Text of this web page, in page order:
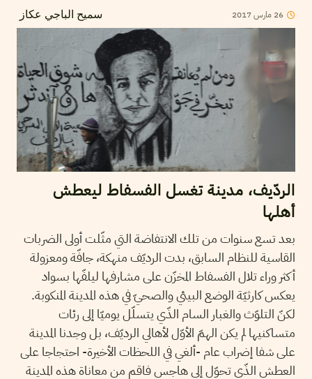
سميح الباجي عكاز 26 مارس2017
الردّيف، مدينة تغسل الفسفاط ليعطش
أهلها
بعد تسع سنوات من تلك الانتفاضة التي مثّلت أولى الضربات
القاسية للنظام السابق، بدت الرديّف منهكة، جافّة ومعزولة
أكثر وراء تلال الفسفاط المخزّن على مشارفها ليلفّها بسواد
يعكس كارثيّة الوضع البيئي والصحيّ في هذه المدينة المنكوبة.
لكنّ التلوّث والغبار السام الذّي يتسلّل يوميّا إلى رئات
متساكنيها لم يكن الهمّ الأوّل لأهالي الرديّف، بل وجدنا المدينة
على شفا إضراب عام -ألغي في اللحظات الأخيرة- احتجاجا على
العطش الذّي تحوّل إلى هاجس فاقم من معاناة هذه المدينة